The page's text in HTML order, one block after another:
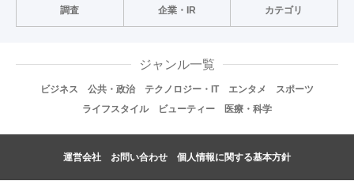
調査 企業・IR カテゴリ
ジャンル一覧
ビジネス 公共・政治 テクノロジー・IT エンタメ
スポーツ
ライフスタイル
ビューティー 医療・科学
運営会社 お問い合わせ 個人情報に関する基本方針